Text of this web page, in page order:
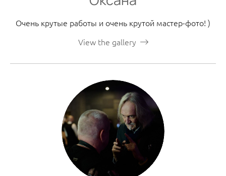
Очень крутые работы и очень крутой мастер-фото! )
View the gallery